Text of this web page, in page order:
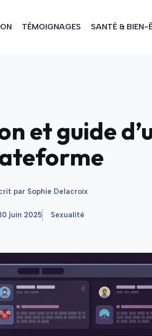
TÉMOIGNAGES SANTÉ & BIEN-
et guide
par Sophie Delacroix
juin 2025 Sexualité